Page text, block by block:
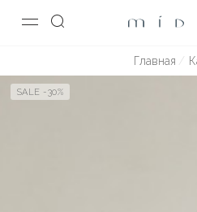
Главная
SALE -30%